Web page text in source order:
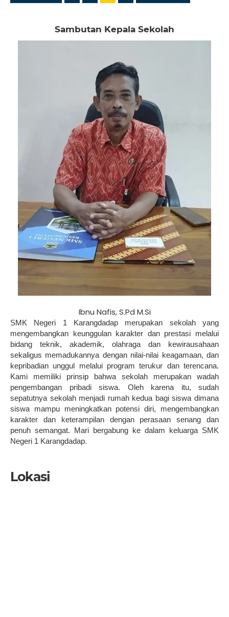
Sambutan Kepala Sekolah
Ibnu Nafis, S.Pd M.Si
SMK Negeri 1 Karangdadap merupakan sekolah yang
mengembangkan keunggulan karakter dan prestasi melalui
bidang teknik, akademik, olahraga dan kewirausahaan
sekaligus memadukannya dengan nilai-nilai keagamaan, dan
kepribadian unggul melalui program terukur dan terencana.
Kami memiliki prinsip bahwa sekolah merupakan wadah
pengembangan pribadi siswa. Oleh karena itu, sudah
sepatutnya sekolah menjadi rumah kedua bagi siswa dimana
siswa mampu meningkatkan potensi diri, mengembangkan
karakter dan keterampilan dengan perasaan senang dan
penuh semangat. Mari bergabung ke dalam keluarga SMK
Negeri 1 Karangdadap.
Lokasi